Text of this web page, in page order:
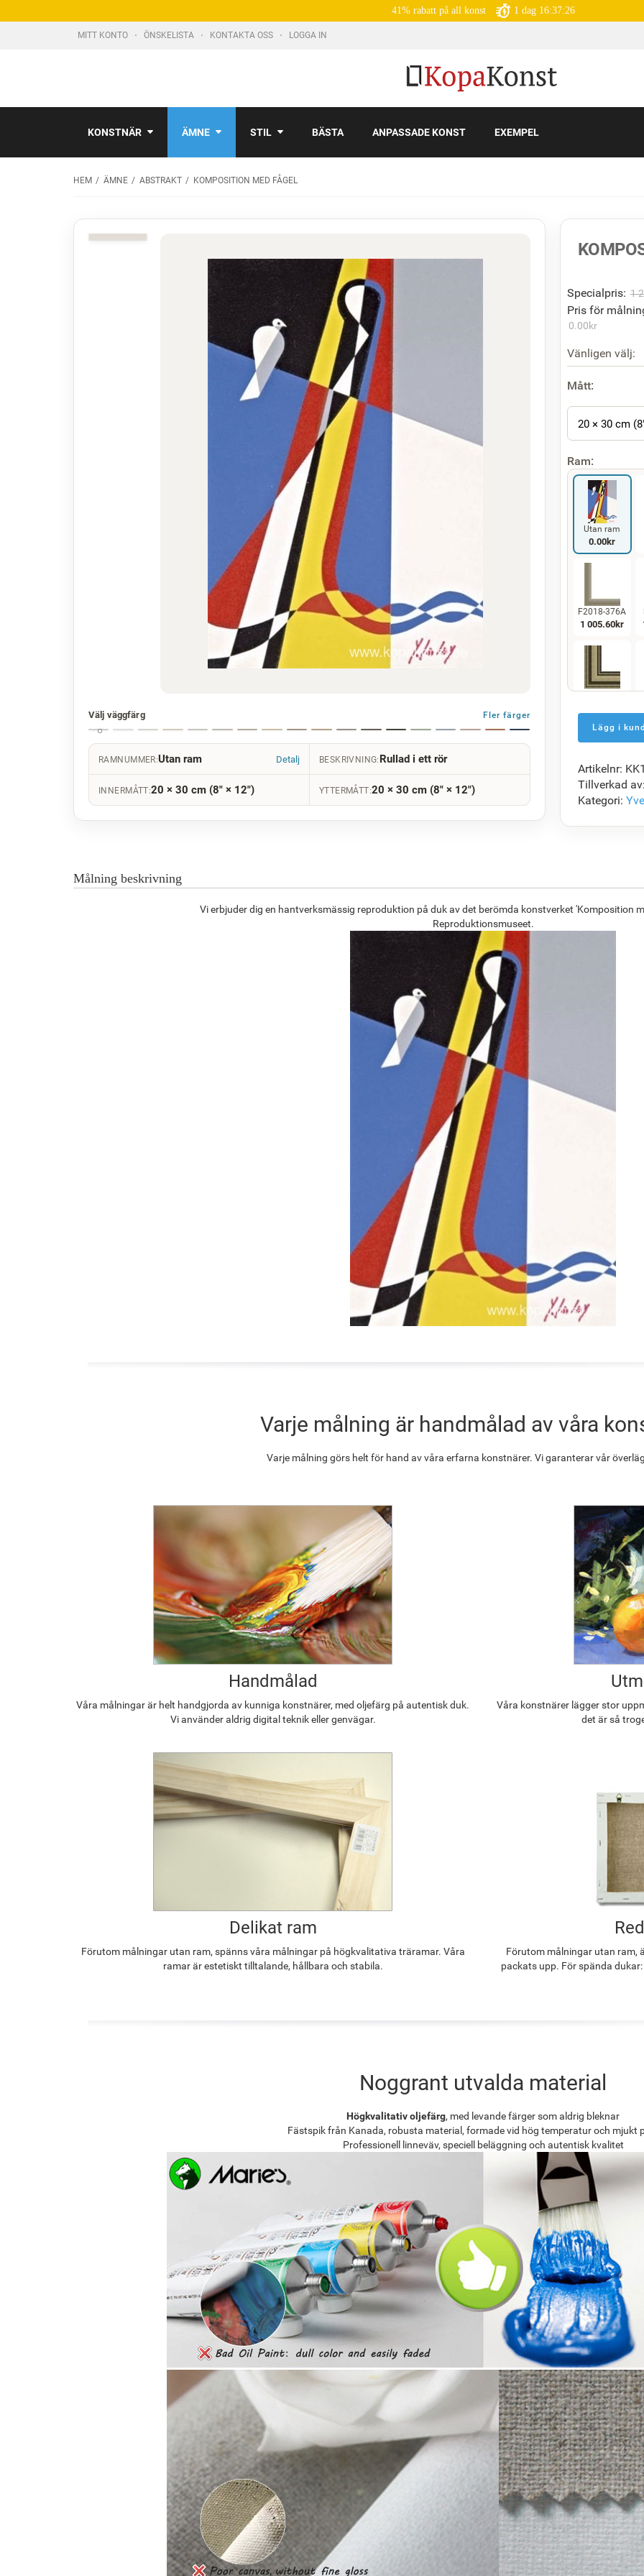
41% rabatt på all konst 1 dag 16:37:25
MITT KONTO ÖNSKELISTA KONTAKTA OSS LOGGA IN
KONSTNÄR ÄMNE STIL BÄSTA ANPASSADE KONST EXEMPEL
HEM ÄMNE ABSTRAKT KOMPOSITION MED FÅGEL
Välj väggfärg Fler färger
RAMNUMMER:Utan ram Detalj BESKRIVNING: Rullad i ett rör
INNERMÅTT:20 × 30 cm (8" × 12") YTTERMÅTT:20 × 30 cm (8" × 12")
Specialpris: 1
Pris för
0.00kr
Vänligen välj:
Mått:
20 × 30 cm
Ram:
Utan ram
0.00kr
F2018-376A
1 005.60kr
F5429-258
1 402.09kr
Artikelnr:
Tillverkad av:
Kategori:
Målning beskrivning
Vi erbjuder dig en hantverksmässig reproduktion på duk av det berömda konstverket 'Komposition
Reproduktionsmuseet.
Varje målning är handmålad av våra
Varje målning görs helt för hand av våra erfarna konstnärer. Vi garanterar vår
Handmålad
Våra målningar är helt handgjorda av kunniga konstnärer, med oljefärg på autentisk duk.
Vi använder aldrig digital teknik eller genvägar.
Våra konstnärer lägger stor
det är så
Delikat ram
Förutom målningar utan ram, spänns våra målningar på högkvalitativa träramar. Våra
ramar är estetiskt tilltalande, hållbara och stabila.
Förutom målningar utan ram,
packats upp. För spända
Noggrant utvalda material
Högkvalitativ oljefärg, med levande färger som aldrig bleknar
Fästspik från Kanada, robusta material, formade vid hög temperatur och mjukt
Professionell linneväv, speciell beläggning och autentisk kvalitet